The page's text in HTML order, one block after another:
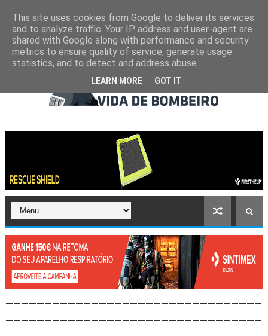
This site uses cookies from Google to deliver its services
and to analyze traffic. Your IP address and user-agent are
shared with Google along with performance and security
metrics to ensure quality of service, generate usage
statistics, and to detect and address abuse.
LEARN MORE GOT IT